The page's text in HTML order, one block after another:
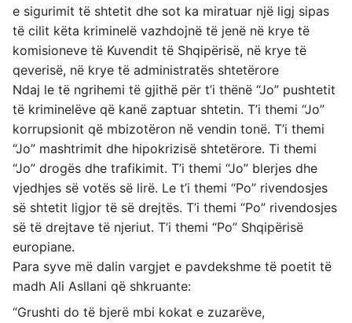
e sigurimit të shtetit dhe sot ka miratuar një ligj sipas
të cilit këta kriminelë vazhdojnë të jenë në krye të
komisioneve të Kuvendit të Shqipërisë, në krye të
qeverisë, në krye të administratës shtetërore
Ndaj le të ngrihemi të gjithë për t’i thënë “Jo” pushtetit
të kriminelëve që kanë zaptuar shtetin. T’i themi “Jo”
korrupsionit që mbizotëron në vendin tonë. T’i themi
“Jo” mashtrimit dhe hipokrizisë shtetërore. Ti themi
“Jo” drogës dhe trafikimit. T’i themi “Jo” blerjes dhe
vjedhjes së votës së lirë. Le t’i themi “Po” rivendosjes
së shtetit ligjor të së drejtës. T’i themi “Po” rivendosjes
së të drejtave të njeriut. T’i themi “Po” Shqipërisë
europiane.
Para syve më dalin vargjet e pavdekshme të poetit të
madh Ali Asllani që shkruante:
“Grushti do të bjerë mbi kokat e zuzarëve,